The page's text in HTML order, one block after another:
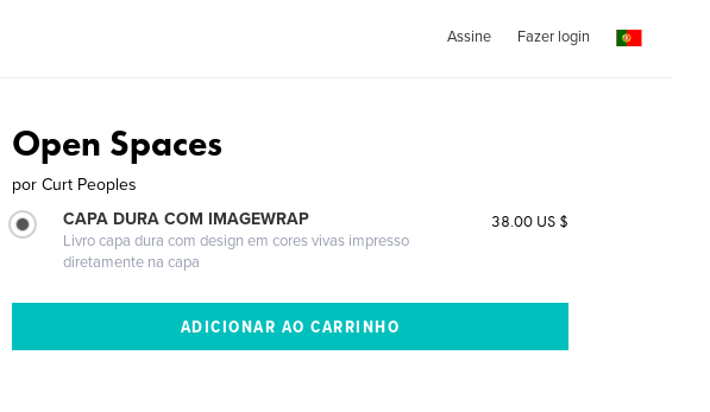
Assine Fazer login
Open Spaces
por Curt Peoples
CAPA DURA COM IMAGEWRAP
Livro capa dura com design em cores vivas impresso
diretamente na capa
38.00 US $